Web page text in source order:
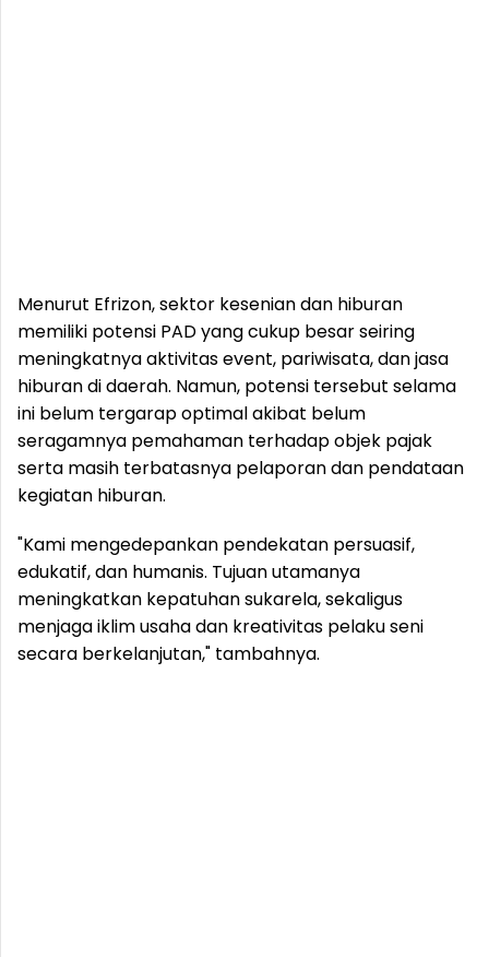
Menurut Efrizon, sektor kesenian dan hiburan
memiliki potensi PAD yang cukup besar seiring
meningkatnya aktivitas event, pariwisata, dan jasa
hiburan di daerah. Namun, potensi tersebut selama
ini belum tergarap optimal akibat belum
seragamnya pemahaman terhadap objek pajak
serta masih terbatasnya pelaporan dan pendataan
kegiatan hiburan.
"Kami mengedepankan pendekatan persuasif,
edukatif, dan humanis. Tujuan utamanya
meningkatkan kepatuhan sukarela, sekaligus
menjaga iklim usaha dan kreativitas pelaku seni
secara berkelanjutan," tambahnya.